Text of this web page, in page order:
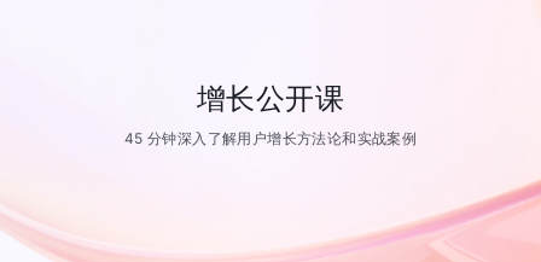
增长公开课
45 分钟深入了解用户增长方法论和实战案例